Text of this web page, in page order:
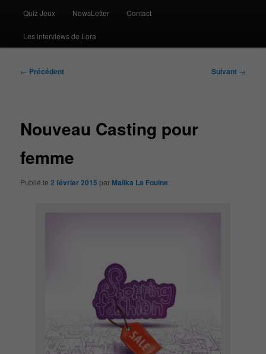
Quiz Jeux NewsLetter Contact
Les interviews de Lora
Navigation
← Précédent Suivant →
Nouveau Casting pour
femme
Publié le2 février 2015 par Malika La Fouine